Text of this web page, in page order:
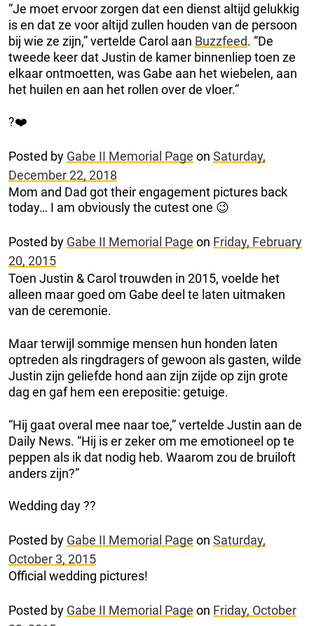
“Je moet ervoor zorgen dat een dienst altijd gelukkig
is en dat ze voor altijd zullen houden van de persoon
bij wie ze zijn,” vertelde Carol aan Buzzfeed. “De
tweede keer dat Justin de kamer binnenliep toen ze
elkaar ontmoetten, was Gabe aan het wiebelen, aan
het huilen en aan het rollen over de vloer.”
?❤️
Posted by Gabe II Memorial Page on Saturday,
December 22, 2018
Mom and Dad got their engagement pictures back
today… I am obviously the cutest one 😉
Posted by Gabe II Memorial Page on Friday, February
20, 2015
Toen Justin & Carol trouwden in 2015, voelde het
alleen maar goed om Gabe deel te laten uitmaken
van de ceremonie.
Maar terwijl sommige mensen hun honden laten
optreden als ringdragers of gewoon als gasten, wilde
Justin zijn geliefde hond aan zijn zijde op zijn grote
dag en gaf hem een erepositie: getuige.
“Hij gaat overal mee naar toe,” vertelde Justin aan de
Daily News. “Hij is er zeker om me emotioneel op te
peppen als ik dat nodig heb. Waarom zou de bruiloft
anders zijn?”
Wedding day ??
Posted by Gabe II Memorial Page on Saturday,
October 3, 2015
Official wedding pictures!
Posted by Gabe II Memorial Page on Friday, October